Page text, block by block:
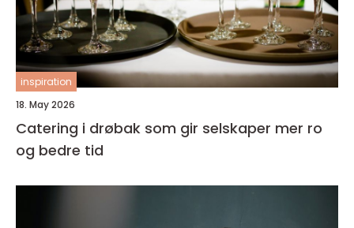
inspiration
18. May 2026
Catering i drøbak som gir selskaper mer ro
og bedre tid